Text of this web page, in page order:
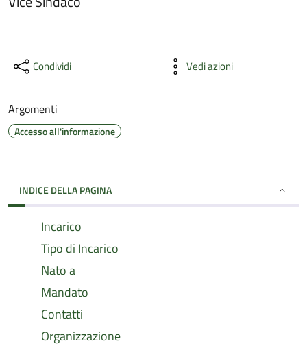
Condividi Vedi azioni
Argomenti
Accesso all'informazione
INDICE DELLA PAGINA
Incarico
Tipo di Incarico
Nato a
Mandato
Contatti
Organizzazione